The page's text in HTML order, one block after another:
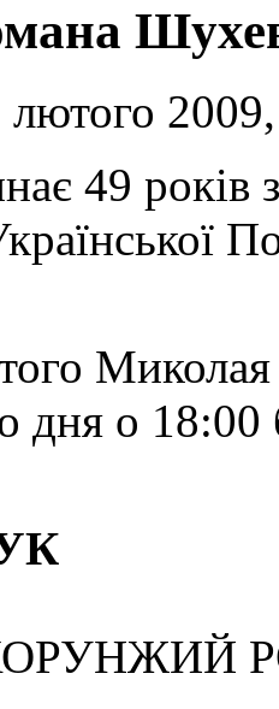
лютого
49 років
дня о 18:00